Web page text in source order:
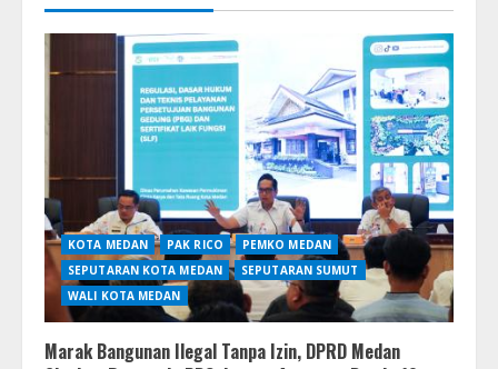
KOTA MEDAN PAK RICO
PEMKO MEDAN
SEPUTARAN KOTA MEDAN
SEPUTARAN SUMUT
WALI KOTA MEDAN
Marak Bangunan Ilegal Tanpa Izin, DPRD Medan